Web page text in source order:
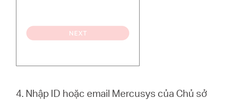
4. Nhập ID hoặc email Mercusys của Chủ sở